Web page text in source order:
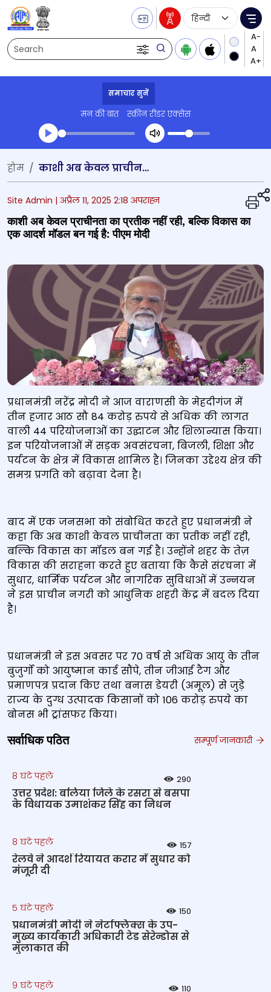
Search
Language
समाचार सुनें
मन की बात स्क्रीन रीडर एक्सेस
Transcript summary
प्ले ऑडियो
होम काशी अब केवल प्राचीनता का प्रतीक नहीं रही, बल्कि विकास का एक आदर्श मॉडल बन गई है: पीएम मोदी
Site Admin | अप्रैल 11, 2025 2:18 अपराह्न
काशी अब केवल प्राचीनता का प्रतीक नहीं रही, बल्कि विकास का
एक आदर्श मॉडल बन गई है: पीएम मोदी
प्रधानमंत्री नरेंद्र मोदी ने आज वाराणसी के मेहदीगंज में
तीन हजार आठ सौ 84 करोड़ रुपये से अधिक की लागत
वाली 44 परियोजनाओं का उद्घाटन और शिलान्यास किया।
इन परियोजनाओं में सड़क अवसंरचना, बिजली, शिक्षा और
पर्यटन के क्षेत्र में विकास शामिल है। जिनका उद्देश्य क्षेत्र की
समग्र प्रगति को बढ़ावा देना है।
बाद में एक जनसभा को संबोधित करते हुए प्रधानमंत्री ने
कहा कि अब काशी केवल प्राचीनता का प्रतीक नहीं रही,
बल्कि विकास का मॉडल बन गई है। उन्होंने शहर के तेज़
विकास की सराहना करते हुए बताया कि कैसे संरचना में
सुधार, धार्मिक पर्यटन और नागरिक सुविधाओं में उन्नयन
ने इस प्राचीन नगरी को आधुनिक शहरी केंद्र में बदल दिया
है।
प्रधानमंत्री ने इस अवसर पर 70 वर्ष से अधिक आयु के तीन
बुजुर्गों को आयुष्मान कार्ड सौंपे, तीन जीआई टैग और
प्रमाणपत्र प्रदान किए तथा बनास डेयरी (अमूल) से जुड़े
राज्य के दुग्ध उत्पादक किसानों को 106 करोड़ रुपये का
बोनस भी ट्रांसफर किया।
सर्वाधिक पठित सम्पूर्ण जानकारी
8 घंटे पहले 290
उत्तर प्रदेश: बलिया जिले के रसरा से बसपा
के विधायक उमाशंकर सिंह का निधन
8 घंटे पहले 157
रेलवे ने आदर्श रियायत करार में सुधार को
मंजूरी दी
5 घंटे पहले 150
प्रधानमंत्री मोदी ने नेटफ्लिक्स के उप-
मुख्य कार्यकारी अधिकारी टेड सेरेन्डोस से
मुलाकात की
9 घंटे पहले 110